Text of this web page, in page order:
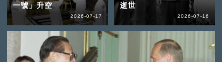
一號」升空
2026-07-17
逝世
2026-07-16